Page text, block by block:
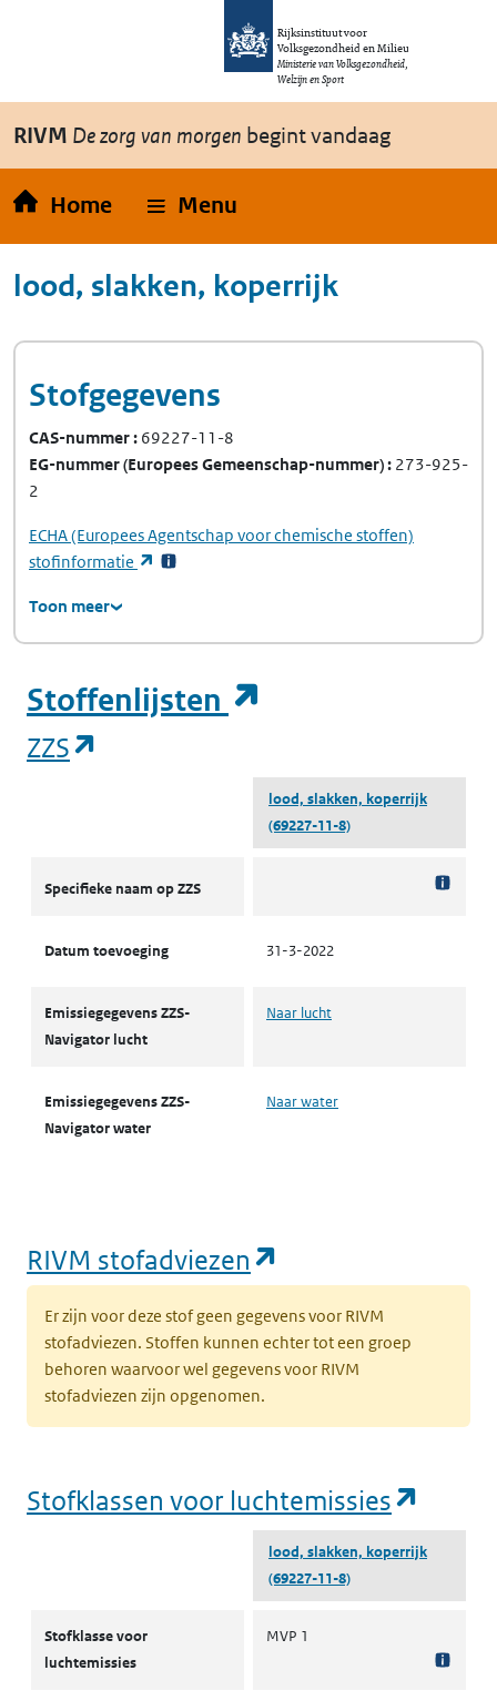
Overslaan en naar de inhoud gaan
Rijksinstituut voor
Volksgezondheid en Milieu
Ministerie van Volksgezondheid,
Welzijn en Sport
RIVM De zorg van morgen begint vandaag
Home Menu
lood, slakken, koperrijk
Stofgegevens
CAS-nummer 69227-11-8
EG-nummer(Europees Gemeenschap-nummer) 273-925-
2
ECHA(Europees Agentschap voor chemische stoffen)
stofinformatie
(opent in een nieuw tabblad)
Toon meer
Stoffenlijsten
ZZS
lood, slakken, koperrijk
(69227-11-8)
Specifieke naam op ZZS
Datum toevoeging 31-3-2022
Emissiegegevens ZZS-
Navigator lucht
Naar lucht
Emissiegegevens ZZS-
Navigator water
Naar water
RIVM stofadviezen
Er zijn voor deze stof geen gegevens voor RIVM
stofadviezen. Stoffen kunnen echter tot een groep
behoren waarvoor wel gegevens voor RIVM
stofadviezen zijn opgenomen.
Stofklassen voor luchtemissies
lood, slakken, koperrijk
(69227-11-8)
Stofklasse voor
luchtemissies
MVP 1